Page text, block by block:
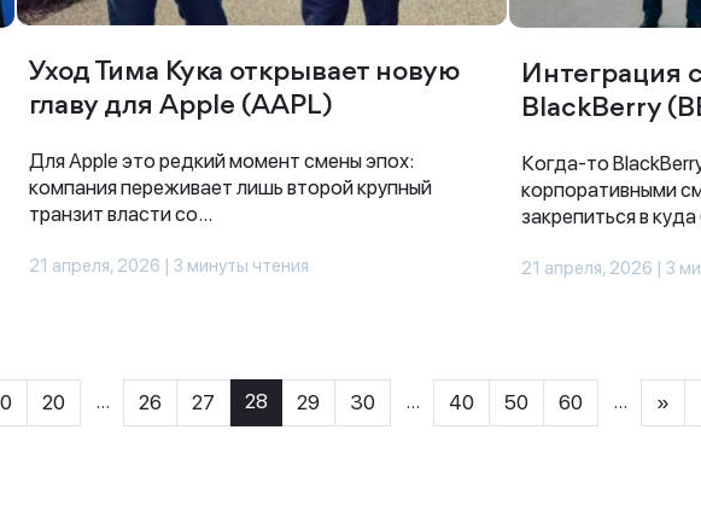
Уход Тима Кука открывает новую
главу для Apple (AAPL)
Для Apple это редкий момент смены эпох:
компания переживает лишь второй крупный
транзит власти со...
21 апреля, 2026 | 3 минуты чтения
Интеграция
BlackBerry
Когда-то
корпоративными
закрепиться в
21 апреля, 2026 | 3
20 ... 26 27 28 29 30 ... 40 50 60 ... »